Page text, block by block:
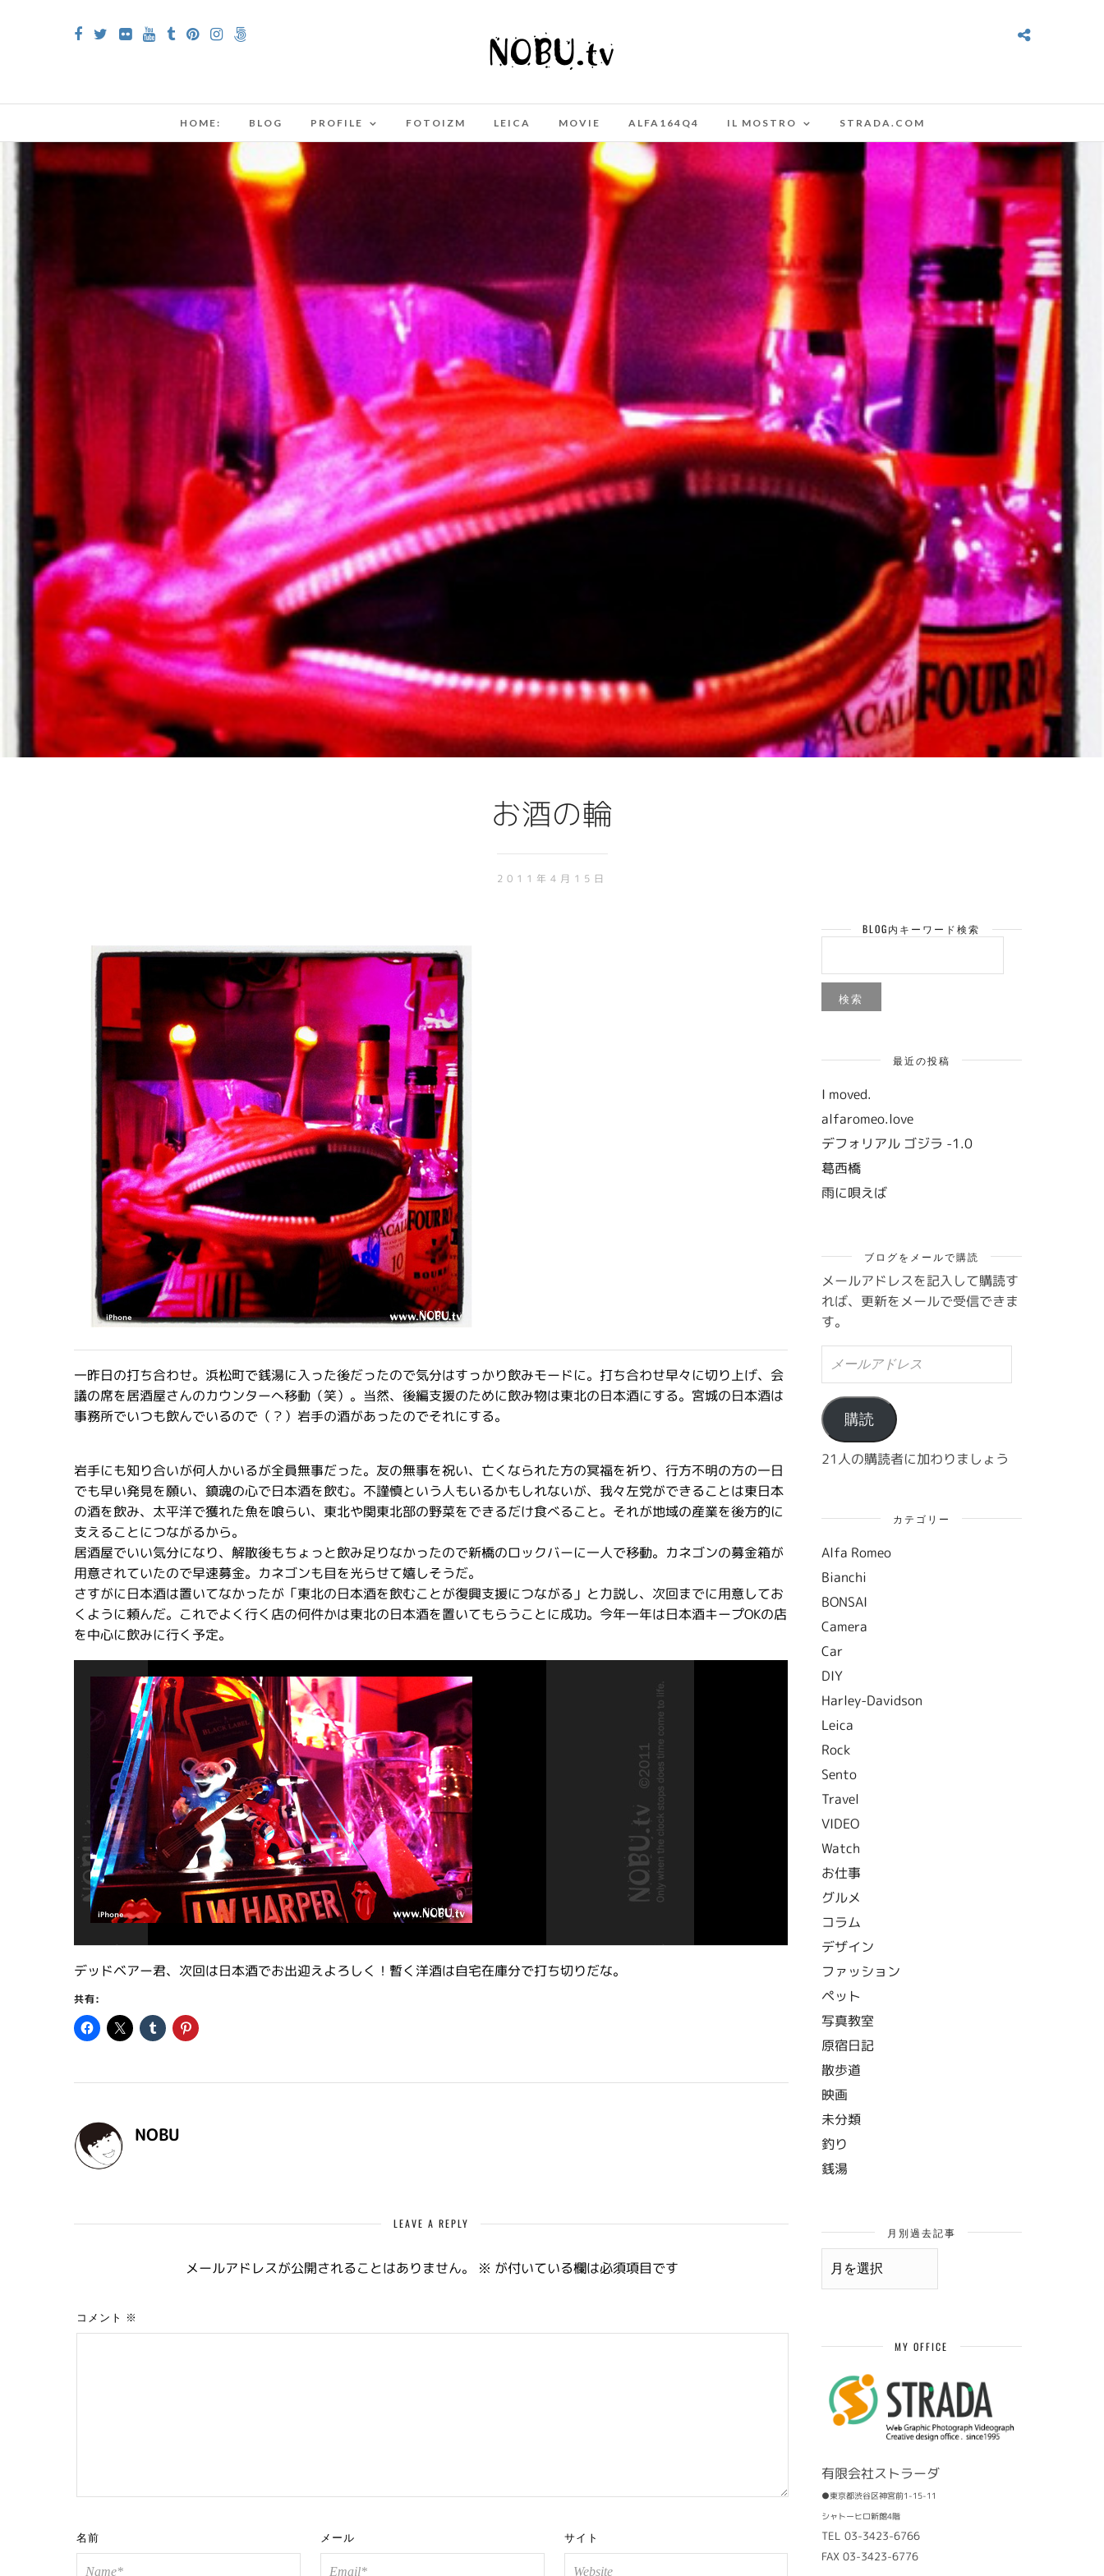
HOME: BLOG PROFILE FOTOIZM LEICA MOVIE ALFA164Q4 IL MOSTRO STRADA.COM
お酒の輪
2011年4月15日
一昨日の打ち合わせ。浜松町で銭湯に入った後だったので気分はすっかり飲みモードに。打ち合わせ早々に切り上げ、会
議の席を居酒屋さんのカウンターへ移動（笑）。当然、後編支援のために飲み物は東北の日本酒にする。宮城の日本酒は
事務所でいつも飲んでいるので（？）岩手の酒があったのでそれにする。
岩手にも知り合いが何人かいるが全員無事だった。友の無事を祝い、亡くなられた方の冥福を祈り、行方不明の方の一日
でも早い発見を願い、鎮魂の心で日本酒を飲む。不謹慎という人もいるかもしれないが、我々左党ができることは東日本
の酒を飲み、太平洋で獲れた魚を喰らい、東北や関東北部の野菜をできるだけ食べること。それが地域の産業を後方的に
支えることにつながるから。
居酒屋でいい気分になり、解散後もちょっと飲み足りなかったので新橋のロックバーに一人で移動。カネゴンの募金箱が
用意されていたので早速募金。カネゴンも目を光らせて嬉しそうだ。
さすがに日本酒は置いてなかったが「東北の日本酒を飲むことが復興支援につながる」と力説し、次回までに用意してお
くように頼んだ。これでよく行く店の何件かは東北の日本酒を置いてもらうことに成功。今年一年は日本酒キープOKの店
を中心に飲みに行く予定。
デッドベアー君、次回は日本酒でお出迎えよろしく！暫く洋酒は自宅在庫分で打ち切りだな。
共有:
NOBU
LEAVE A REPLY
メールアドレスが公開されることはありません。 ※ が付いている欄は必須項目です
コメント ※
名前 メール サイト
BLOG内キーワード検索
最近の投稿
I moved.
alfaromeo.love
デフォリアル ゴジラ -1.0
葛西橋
雨に唄えば
ブログをメールで購読
メールアドレスを記入して購読す
れば、更新をメールで受信できま
す。
ル
ア
ド
レ
ス
購読
21人の購読者に加わりましょう
カテゴリー
Alfa Romeo
Bianchi
BONSAI
Camera
Car
DIY
Harley-Davidson
Leica
Rock
Sento
Travel
VIDEO
Watch
お仕事
グルメ
コラム
デザイン
ファッション
ペット
写真教室
原宿日記
散歩道
映画
未分類
釣り
銭湯
月別過去記事
月
MY OFFICE
有限会社ストラーダ
●東京都渋谷区神宮前1-15-11
シャトーヒロ新館4階
TEL 03-3423-6766
FAX 03-3423-6776